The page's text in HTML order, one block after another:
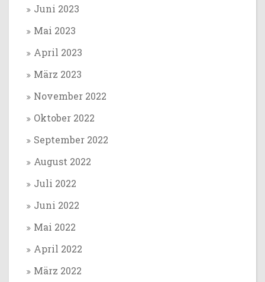
Juni 2023
Mai 2023
April 2023
März 2023
November 2022
Oktober 2022
September 2022
August 2022
Juli 2022
Juni 2022
Mai 2022
April 2022
März 2022